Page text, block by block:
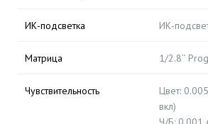
ИК-подсветка ИК-
Матрица 1/2.8’’
Чувствительность
Цвет:
вкл)